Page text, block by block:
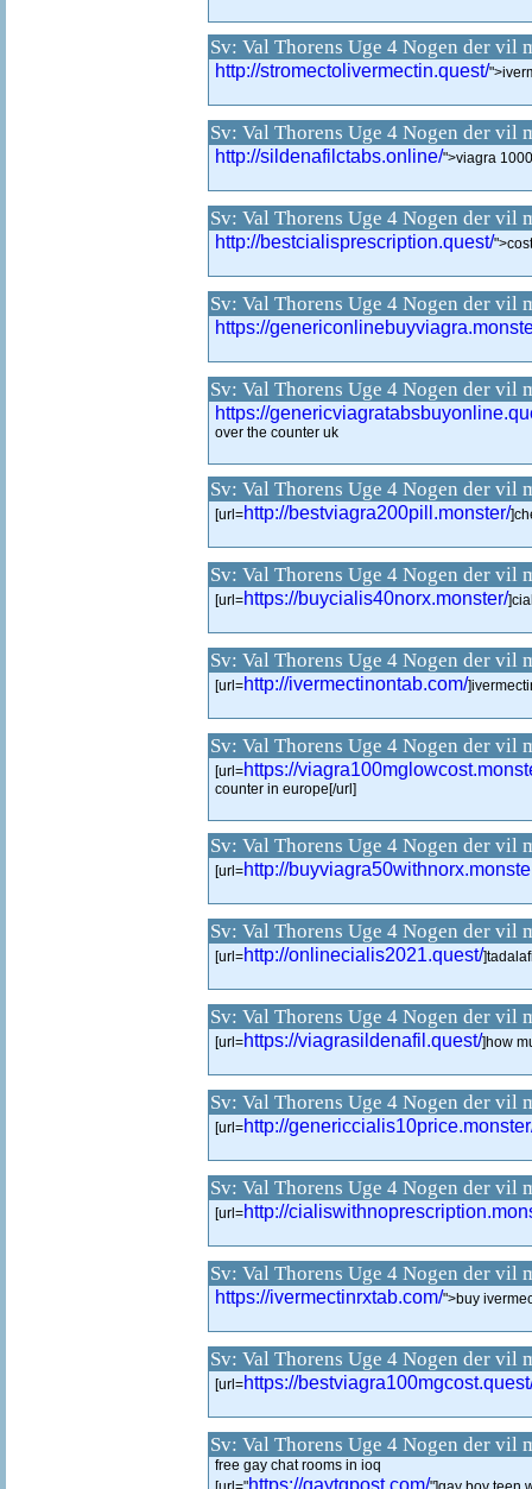
Sv: Val Thorens Uge 4 Nogen der vil
http://stromectolivermectin.quest/
Sv: Val Thorens Uge 4 Nogen der vil
http://sildenafilctabs.online/">viagra
Sv: Val Thorens Uge 4 Nogen der vil
http://bestcialisprescription.quest/
Sv: Val Thorens Uge 4 Nogen der vil
https://
Sv: Val Thorens Uge 4 Nogen der vil
https://
over the counter uk
Sv: Val Thorens Uge 4 Nogen der vil
[url=http://bestviagra200pill.monster/
Sv: Val Thorens Uge 4 Nogen der vil
[url=https://buycialis40norx.monster/
Sv: Val Thorens Uge 4 Nogen der vil
[url=http://ivermectinontab.com/
Sv: Val Thorens Uge 4 Nogen der vil
[url=https://
counter in europe[/url]
Sv: Val Thorens Uge 4 Nogen der vil
[url=http://
Sv: Val Thorens Uge 4 Nogen der vil
[url=http://onlinecialis2021.quest/
Sv: Val Thorens Uge 4 Nogen der vil
[url=https://viagrasildenafil.quest/]how
Sv: Val Thorens Uge 4 Nogen der vil
[url=http://
Sv: Val Thorens Uge 4 Nogen der vil
[url=http://
Sv: Val Thorens Uge 4 Nogen der vil
https://ivermectinrxtab.com/">buy
Sv: Val Thorens Uge 4 Nogen der vil
[url=https://
Sv: Val Thorens Uge 4 Nogen der vil
free gay chat rooms in ioq
https://gaytgpost.com/